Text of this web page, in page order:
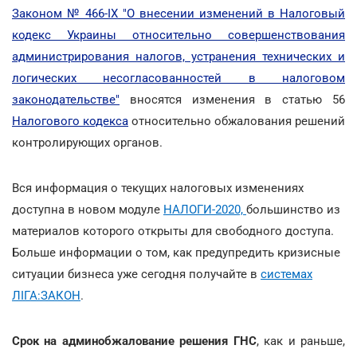
Законом № 466-IX "О внесении изменений в Налоговый
кодекс Украины относительно совершенствования
администрирования налогов, устранения технических и
логических несогласованностей в налоговом
законодательстве" вносятся изменения в статью 56
Налогового кодекса относительно обжалования решений
контролирующих органов.
Вся информация о текущих налоговых изменениях
доступна в новом модуле НАЛОГИ-2020, большинство из
материалов которого открыты для свободного доступа.
Больше информации о том, как предупредить кризисные
ситуации бизнеса уже сегодня получайте в системах
ЛІГА:ЗАКОН.
Срок на админобжалование решения ГНС, как и раньше,